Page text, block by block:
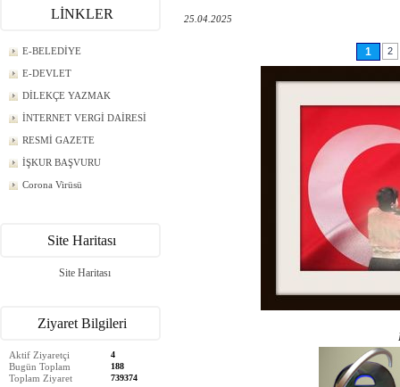
LİNKLER
E-BELEDİYE
E-DEVLET
DİLEKÇE YAZMAK
İNTERNET VERGİ DAİRESİ
RESMİ GAZETE
İŞKUR BAŞVURU
Corona Virüsü
Site Haritası
Site Haritası
Ziyaret Bilgileri
Aktif Ziyaretçi 4
Bugün Toplam 188
Toplam Ziyaret 739374
25.04.2025
1 2